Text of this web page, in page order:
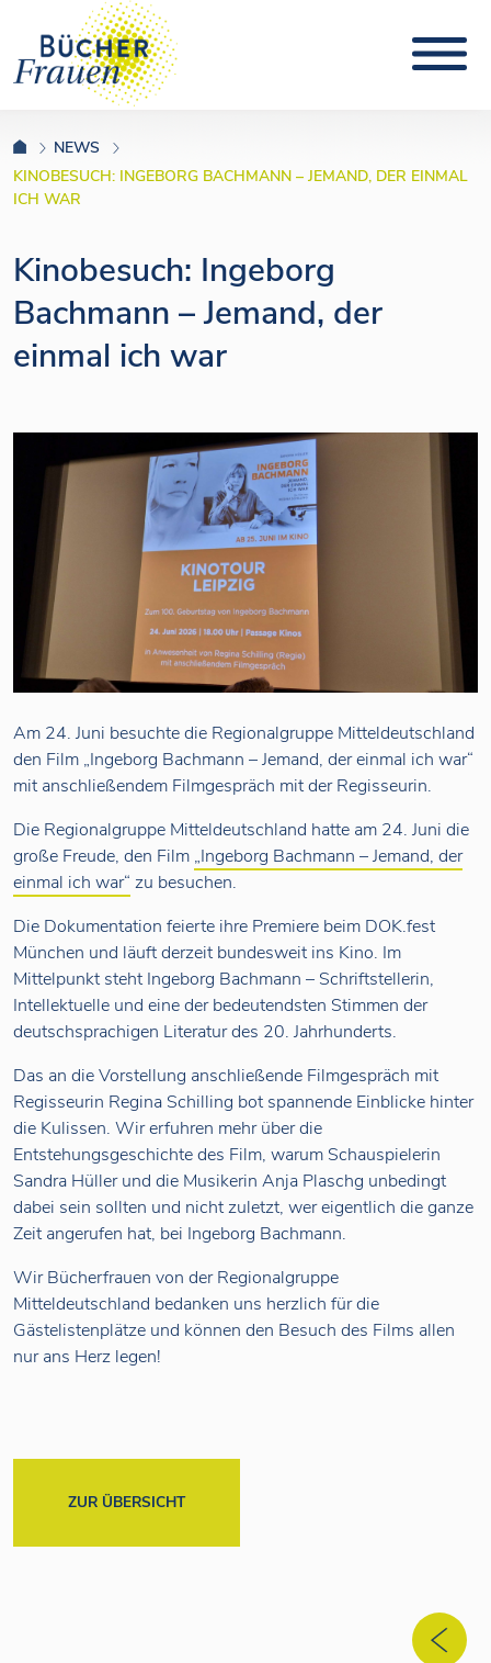
NEWS
KINOBESUCH: INGEBORG BACHMANN – JEMAND, DER EINMAL
ICH WAR
Kinobesuch: Ingeborg
Bachmann – Jemand, der
einmal ich war
Am 24. Juni besuchte die Regionalgruppe Mitteldeutschland
den Film „Ingeborg Bachmann – Jemand, der einmal ich war“
mit anschließendem Filmgespräch mit der Regisseurin.
Die Regionalgruppe Mitteldeutschland hatte am 24. Juni die
große Freude, den Film „Ingeborg Bachmann – Jemand, der
einmal ich war“ zu besuchen.
Die Dokumentation feierte ihre Premiere beim DOK.fest
München und läuft derzeit bundesweit ins Kino. Im
Mittelpunkt steht Ingeborg Bachmann – Schriftstellerin,
Intellektuelle und eine der bedeutendsten Stimmen der
deutschsprachigen Literatur des 20. Jahrhunderts.
Das an die Vorstellung anschließende Filmgespräch mit
Regisseurin Regina Schilling bot spannende Einblicke hinter
die Kulissen. Wir erfuhren mehr über die
Entstehungsgeschichte des Film, warum Schauspielerin
Sandra Hüller und die Musikerin Anja Plaschg unbedingt
dabei sein sollten und nicht zuletzt, wer eigentlich die ganze
Zeit angerufen hat, bei Ingeborg Bachmann.
Wir Bücherfrauen von der Regionalgruppe
Mitteldeutschland bedanken uns herzlich für die
Gästelistenplätze und können den Besuch des Films allen
nur ans Herz legen!
ZUR ÜBERSICHT